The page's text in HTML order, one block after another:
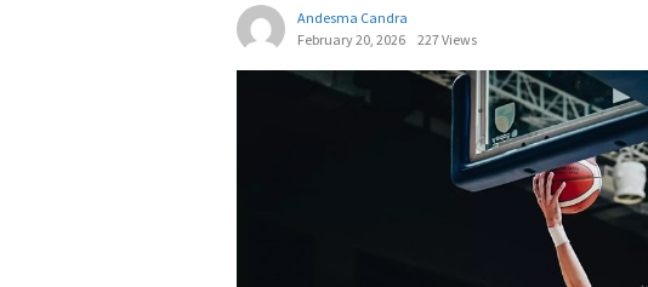
Andesma Candra
February 20, 2026
227 Views